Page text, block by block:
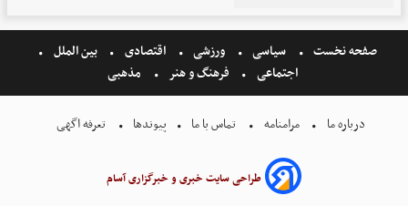
صفحه نخست سیاسی ورزشی اقتصادی
بین الملل
اجتماعی
فرهنگ و هنر مذهبی
درباره ما مرامنامه تماس با ما پیوندها تعرفه اگهی
طراحی سایت خبری و خبرگزاری آسام